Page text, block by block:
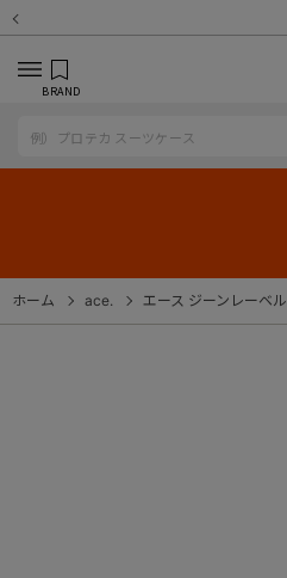
BRAND
ホーム ace. エース ジーンレーベル